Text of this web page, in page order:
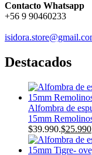
Contacto Whatsapp
+56 9 90460233
Destacados
Alfombra de
15mm
$39.990.$25.990